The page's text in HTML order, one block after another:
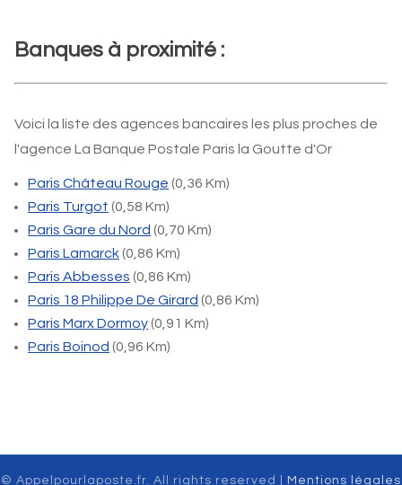
Banques à proximité :
Voici la liste des agences bancaires les plus proches de
l'agence La Banque Postale Paris la Goutte d'Or
Paris Château Rouge (0,36 Km)
Paris Turgot (0,58 Km)
Paris Gare du Nord (0,70 Km)
Paris Lamarck(0,86 Km)
Paris Abbesses (0,86 Km)
Paris 18 Philippe De Girard (0,86 Km)
Paris Marx Dormoy(0,91 Km)
Paris Boinod (0,96 Km)
© Appelpourlaposte.fr. All rights reserved | Mentions légales